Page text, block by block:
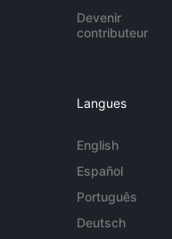
Devenir
contributeur
Langues
English
Español
Português
Deutsch